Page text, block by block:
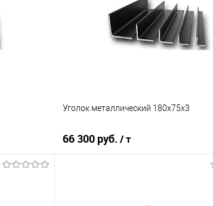
Купить в 1 клик
Сравнение
В избранное
Под заказ
Уголок металлический 180х75х3
66 300 руб. / т